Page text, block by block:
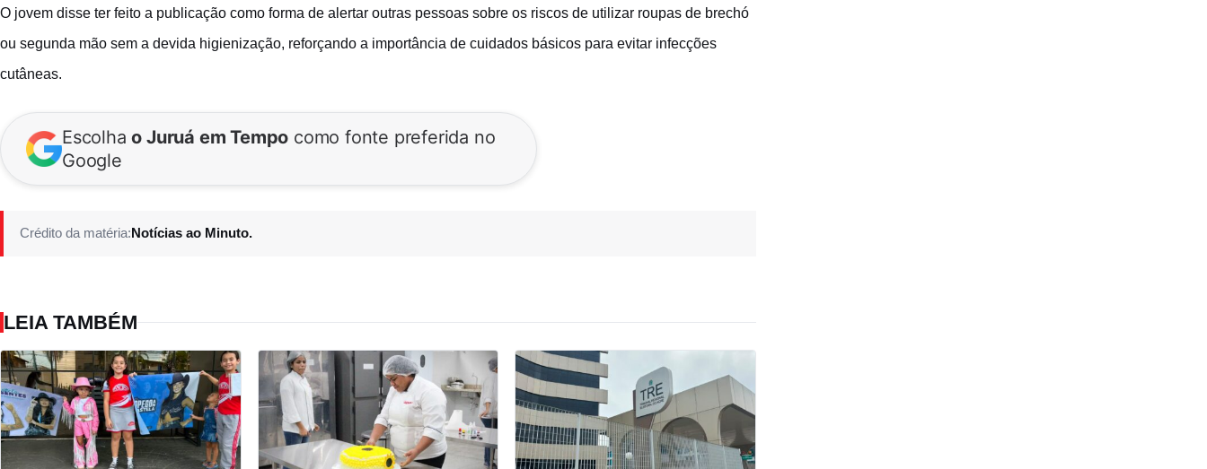
O jovem disse ter feito a publicação como forma de alertar outras pessoas sobre os riscos de utilizar roupas de brechó
ou segunda mão sem a devida higienização, reforçando a importância de cuidados básicos para evitar infecções
cutâneas.
Escolhao Juruá em Tempo como fonte preferida no
Google
Crédito da matéria:Notícias ao Minuto.
LEIA TAMBÉM